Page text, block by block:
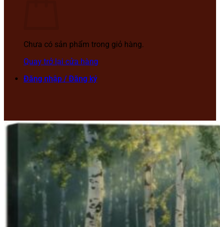
Chưa có sản phẩm trong giỏ hàng.
Quay trở lại cửa hàng
Đăng nhập / Đăng ký